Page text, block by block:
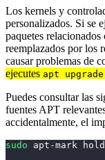
Los kernels y
personalizados. Si se
paquetes
reemplazados por los
causar problemas de
ejecutes apt upgrade
Puedes consultar las
fuentes APT
accidentalmente, el
sudo apt-mark hold